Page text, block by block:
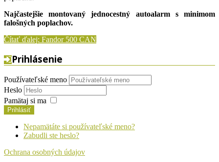
Najčastejšie montovaný jednocestný autoalarm s minimom
falošných poplachov.
Čítať ďalej: Fandor 500 CAN
Prihlásenie
Používateľské meno
Heslo
Pamätaj si ma
Prihlásiť
Nepamätáte si používateľské meno?
Zabudli ste heslo?
Ochrana osobných údajov